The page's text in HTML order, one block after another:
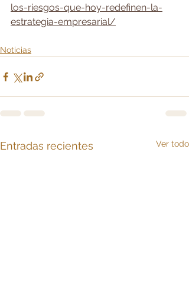
los-riesgos-que-hoy-redefinen-la-
estrategia-empresarial/
Noticias
Entradas recientes Ver todo